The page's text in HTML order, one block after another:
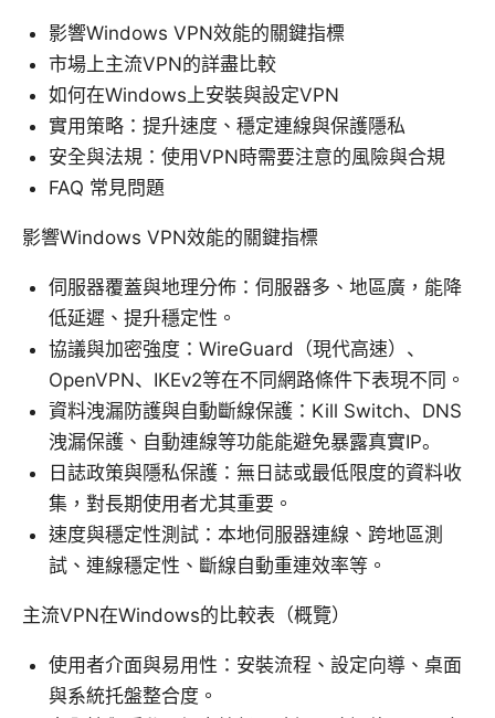
影響Windows VPN效能的關鍵指標
市場上主流VPN的詳盡比較
如何在Windows上安裝與設定VPN
實用策略：提升速度、穩定連線與保護隱私
安全與法規：使用VPN時需要注意的風險與合規
FAQ 常見問題
影響Windows VPN效能的關鍵指標
伺服器覆蓋與地理分佈：伺服器多、地區廣，能降
低延遲、提升穩定性。
協議與加密強度：WireGuard（現代高速）、
OpenVPN、IKEv2等在不同網路條件下表現不同。
資料洩漏防護與自動斷線保護：Kill Switch、DNS
洩漏保護、自動連線等功能能避免暴露真實IP。
日誌政策與隱私保護：無日誌或最低限度的資料收
集，對長期使用者尤其重要。
速度與穩定性測試：本地伺服器連線、跨地區測
試、連線穩定性、斷線自動重連效率等。
主流VPN在Windows的比較表（概覽）
使用者介面與易用性：安裝流程、設定向導、桌面
與系統托盤整合度。